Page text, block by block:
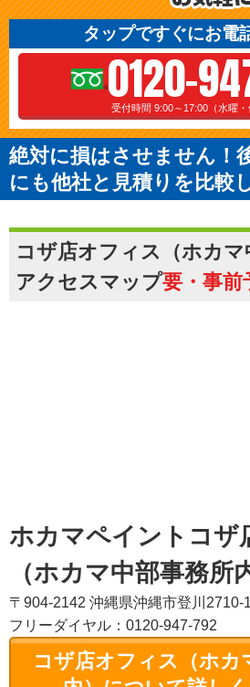
タップですぐにお電
0120-
受付時間 9:00～17:00（水曜・
絶対に損はさせません！
にも他社と見積りを比較
コザ店オフィス（ホカマ
アクセスマップ要・事前
ホカマペイントコザ
（ホカマ中部事務所
〒904-2142 沖縄県沖縄市登川2710-
フリーダイヤル：0120-947-792
コザ店オフィス（ホカ